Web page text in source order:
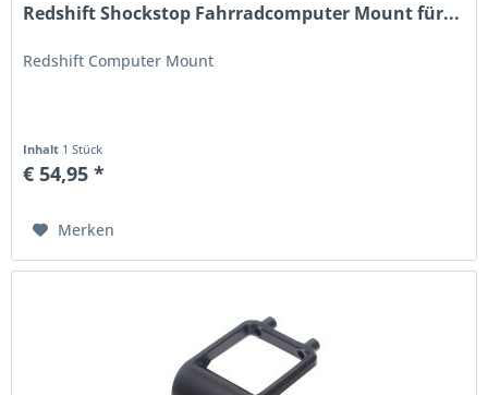
Redshift Shockstop Fahrradcomputer Mount für...
Redshift Computer Mount
Inhalt 1 Stück
€ 54,95 *
Merken